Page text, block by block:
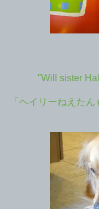
"Will sister
「ヘイリーねえた